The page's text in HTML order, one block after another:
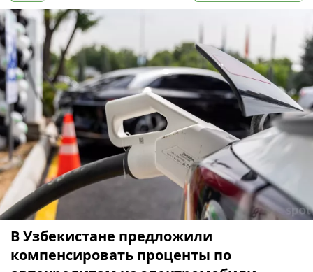
В Узбекистане предложили
компенсировать проценты по